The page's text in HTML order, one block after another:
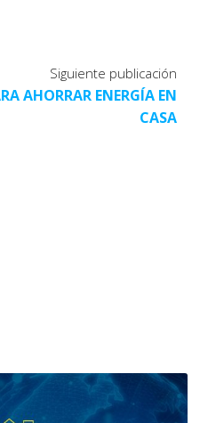
Siguiente publicación
AHORRAR ENERGÍA EN
CASA